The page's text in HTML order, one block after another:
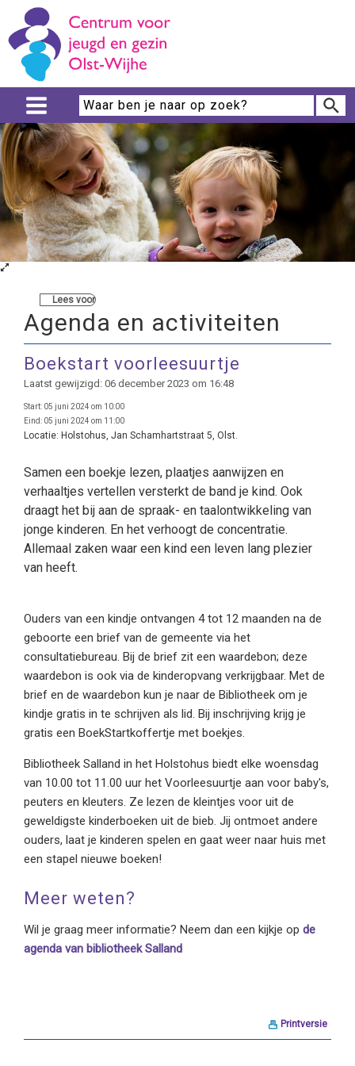
Lees voor
Agenda en activiteiten
Boekstart voorleesuurtje
Laatst gewijzigd: 06 december 2023 om 16:48
Start: 05 juni 2024 om 10:00
Eind: 05 juni 2024 om 11:00
Locatie: Holstohus, Jan Schamhartstraat 5, Olst.
Samen een boekje lezen, plaatjes aanwijzen en
verhaaltjes vertellen versterkt de band je kind. Ook
draagt het bij aan de spraak- en taalontwikkeling van
jonge kinderen. En het verhoogt de concentratie.
Allemaal zaken waar een kind een leven lang plezier
van heeft.
Ouders van een kindje ontvangen 4 tot 12 maanden na de
geboorte een brief van de gemeente via het
consultatiebureau. Bij de brief zit een waardebon; deze
waardebon is ook via de kinderopvang verkrijgbaar. Met de
brief en de waardebon kun je naar de Bibliotheek om je
kindje gratis in te schrijven als lid. Bij inschrijving krijg je
gratis een BoekStartkoffertje met boekjes.
Bibliotheek Salland in het Holstohus biedt elke woensdag
van 10.00 tot 11.00 uur het Voorleesuurtje aan voor baby's,
peuters en kleuters. Ze lezen de kleintjes voor uit de
geweldigste kinderboeken uit de bieb. Jij ontmoet andere
ouders, laat je kinderen spelen en gaat weer naar huis met
een stapel nieuwe boeken!
Meer weten?
Wil je graag meer informatie? Neem dan een kijkje op de
agenda van bibliotheek Salland
Printversie